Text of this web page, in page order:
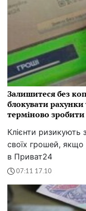
Залишитеся без
блокувати рахунки
терміново зробити
Клієнти ризикують
своїх грошей,
в Приват24
07:11 17.10